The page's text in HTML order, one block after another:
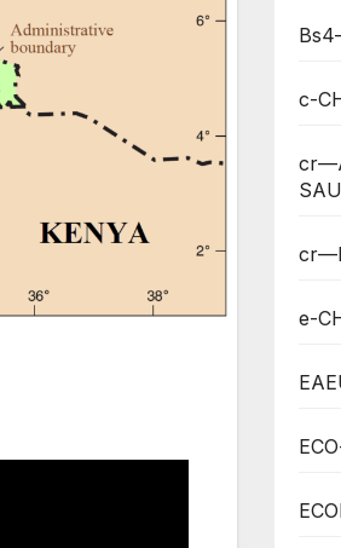
c-
e-